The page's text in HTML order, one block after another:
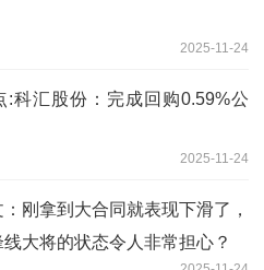
2025-11-24
:科汇股份：完成回购0.59%公
2025-11-24
刚拿到大合同就表现下滑了，
大将的状态令人非常担心？